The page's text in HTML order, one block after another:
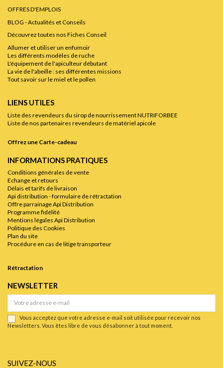
OFFRES D'EMPLOIS
BLOG - Actualités et Conseils
Découvrez toutes nos Fiches Conseil
Allumer et utiliser un enfumoir
Les différents modèles de ruche
L'équipement de l'apiculteur débutant
La vie de l'abeille : ses différentes missions
Tout savoir sur le miel et le pollen
LIENS UTILES
Liste des revendeurs du sirop de nourrissement NUTRIFORBEE
Liste de nos partenaires revendeurs de matériel apicole
Offrez une Carte-cadeau
INFORMATIONS PRATIQUES
Conditions générales de vente
Echange et retours
Délais et tarifs de livraison
Api distribution - formulaire de rétractation
Offre parrainage Api Distribution
Programme fidélité
Mentions légales Api Distribution
Politique des Cookies
Plan du site
Procédure en cas de litige transporteur
Rétractation
NEWSLETTER
Vous acceptez que votre adresse e-mail soit utilisée pour recevoir nos
Newsletters. Vous êtes libre de vous désabonner à tout moment.
SUIVEZ-NOUS